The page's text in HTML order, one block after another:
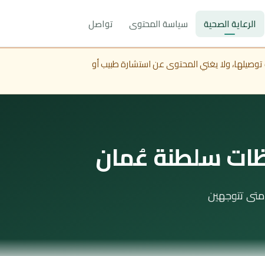
الرعاية الصحية سياسة المحتوى تواصل
ولا يغني المحتوى عن استشارة طبيب أو
سلطنة عُمان
تتوجهين